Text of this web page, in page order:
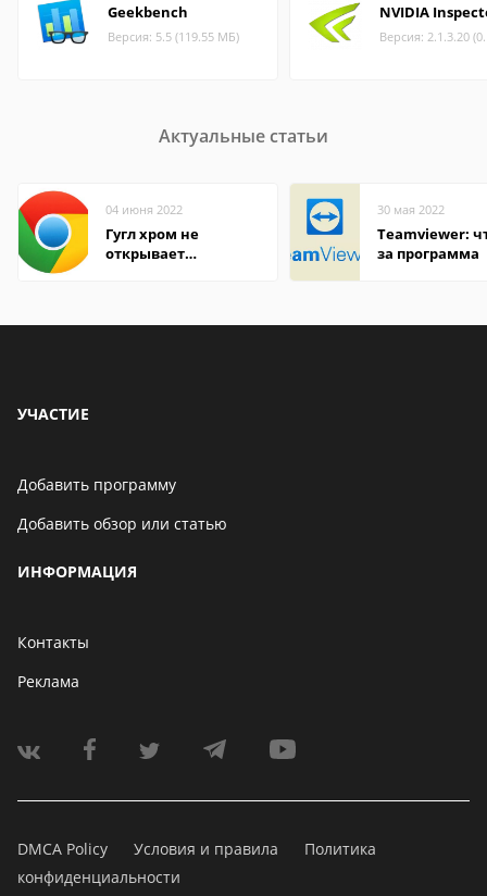
Geekbench
Версия: 5.5 (119.55 МБ)
NVIDIA
Версия: 2.1.3.20
Актуальные статьи
04 июня 2022
Гугл хром не
открывает
30 мая 2022
Teamviewer:
за программа
УЧАСТИЕ
Добавить программу
Добавить обзор или статью
ИНФОРМАЦИЯ
Контакты
Реклама
DMCA Policy Условия и правила
Политика
конфиденциальности